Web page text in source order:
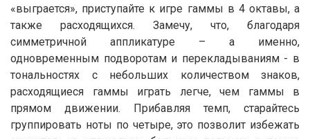
«выграется», приступайте к игре гаммы в 4 октавы, а
также расходящихся. Замечу, что, благодаря
симметричной аппликатуре – а именно,
одновременным подворотам и перекладываниям - в
тональностях с небольших количеством знаков,
расходящиеся гаммы играть легче, чем гаммы в
прямом движении. Прибавляя темп, старайтесь
группировать ноты по четыре, это позволит избежать